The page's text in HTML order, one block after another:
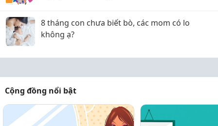
8 tháng con chưa biết bò, các mom có lo
không ạ?
Cộng đồng nổi bật